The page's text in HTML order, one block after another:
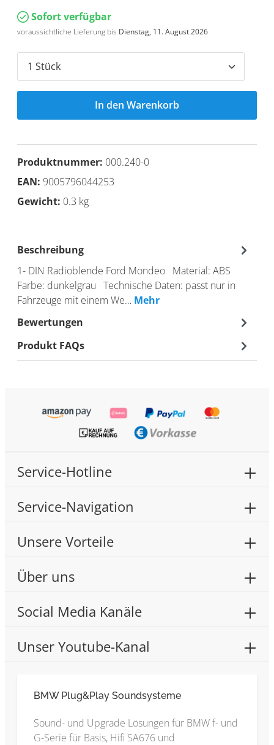
Sofort verfügbar
voraussichtliche Lieferung bis Dienstag, 11. August 2026
In den Warenkorb
Produktnummer: 000.240-0
EAN: 9005796044253
Gewicht: 0.3 kg
Beschreibung
1- DIN Radioblende Ford Mondeo Material: ABS
Farbe: dunkelgrau Technische Daten: passt nur in
Fahrzeuge mit einem We… Mehr
Bewertungen
Produkt FAQs
Service-Hotline
Service-Navigation
Unsere Vorteile
Über uns
Social Media Kanäle
Unser Youtube-Kanal
BMW Plug&Play Soundsysteme
Sound- und Upgrade Lösungen für BMW f- und
G-Serie für Basis, Hifi SA676 und